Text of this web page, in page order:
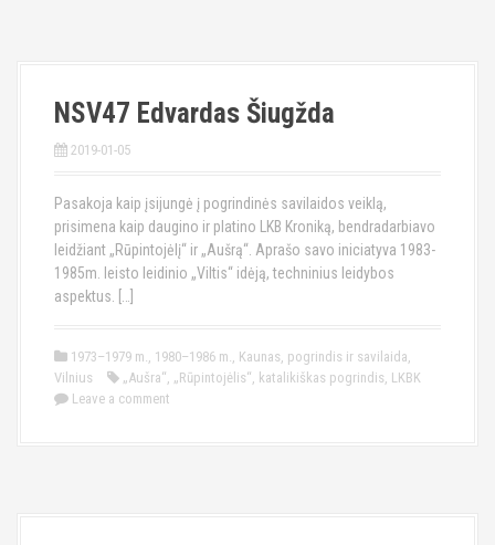
NSV47 Edvardas Šiugžda
2019-01-05
Pasakoja kaip įsijungė į pogrindinės savilaidos veiklą,
prisimena kaip daugino ir platino LKB Kroniką, bendradarbiavo
leidžiant „Rūpintojėlį“ ir „Aušrą“. Aprašo savo iniciatyva 1983-
1985m. leisto leidinio „Viltis“ idėją, techninius leidybos
aspektus. […]
1973–1979 m., 1980–1986 m., Kaunas, pogrindis ir savilaida,
Vilnius
„Aušra“, „Rūpintojėlis“, katalikiškas pogrindis, LKBK
Leave a comment